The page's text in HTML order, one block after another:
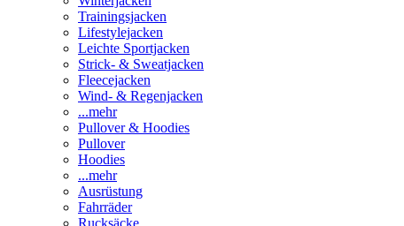
Trainingsjacken
Lifestylejacken
Leichte Sportjacken
Strick- & Sweatjacken
Fleecejacken
Wind- & Regenjacken
...mehr
Pullover & Hoodies
Pullover
Hoodies
...mehr
Ausrüstung
Fahrräder
Rucksäcke